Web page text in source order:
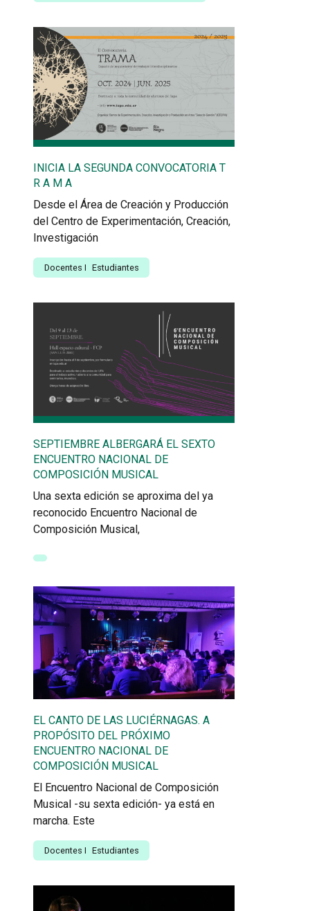
INICIA LA SEGUNDA CONVOCATORIA T
R A M A
Desde el Área de Creación y Producción
del Centro de Experimentación, Creación,
Investigación
Docentes I Estudiantes
SEPTIEMBRE ALBERGARÁ EL SEXTO
ENCUENTRO NACIONAL DE
COMPOSICIÓN MUSICAL
Una sexta edición se aproxima del ya
reconocido Encuentro Nacional de
Composición Musical,
EL CANTO DE LAS LUCIÉRNAGAS. A
PROPÓSITO DEL PRÓXIMO
ENCUENTRO NACIONAL DE
COMPOSICIÓN MUSICAL
El Encuentro Nacional de Composición
Musical -su sexta edición- ya está en
marcha. Este
Docentes I Estudiantes